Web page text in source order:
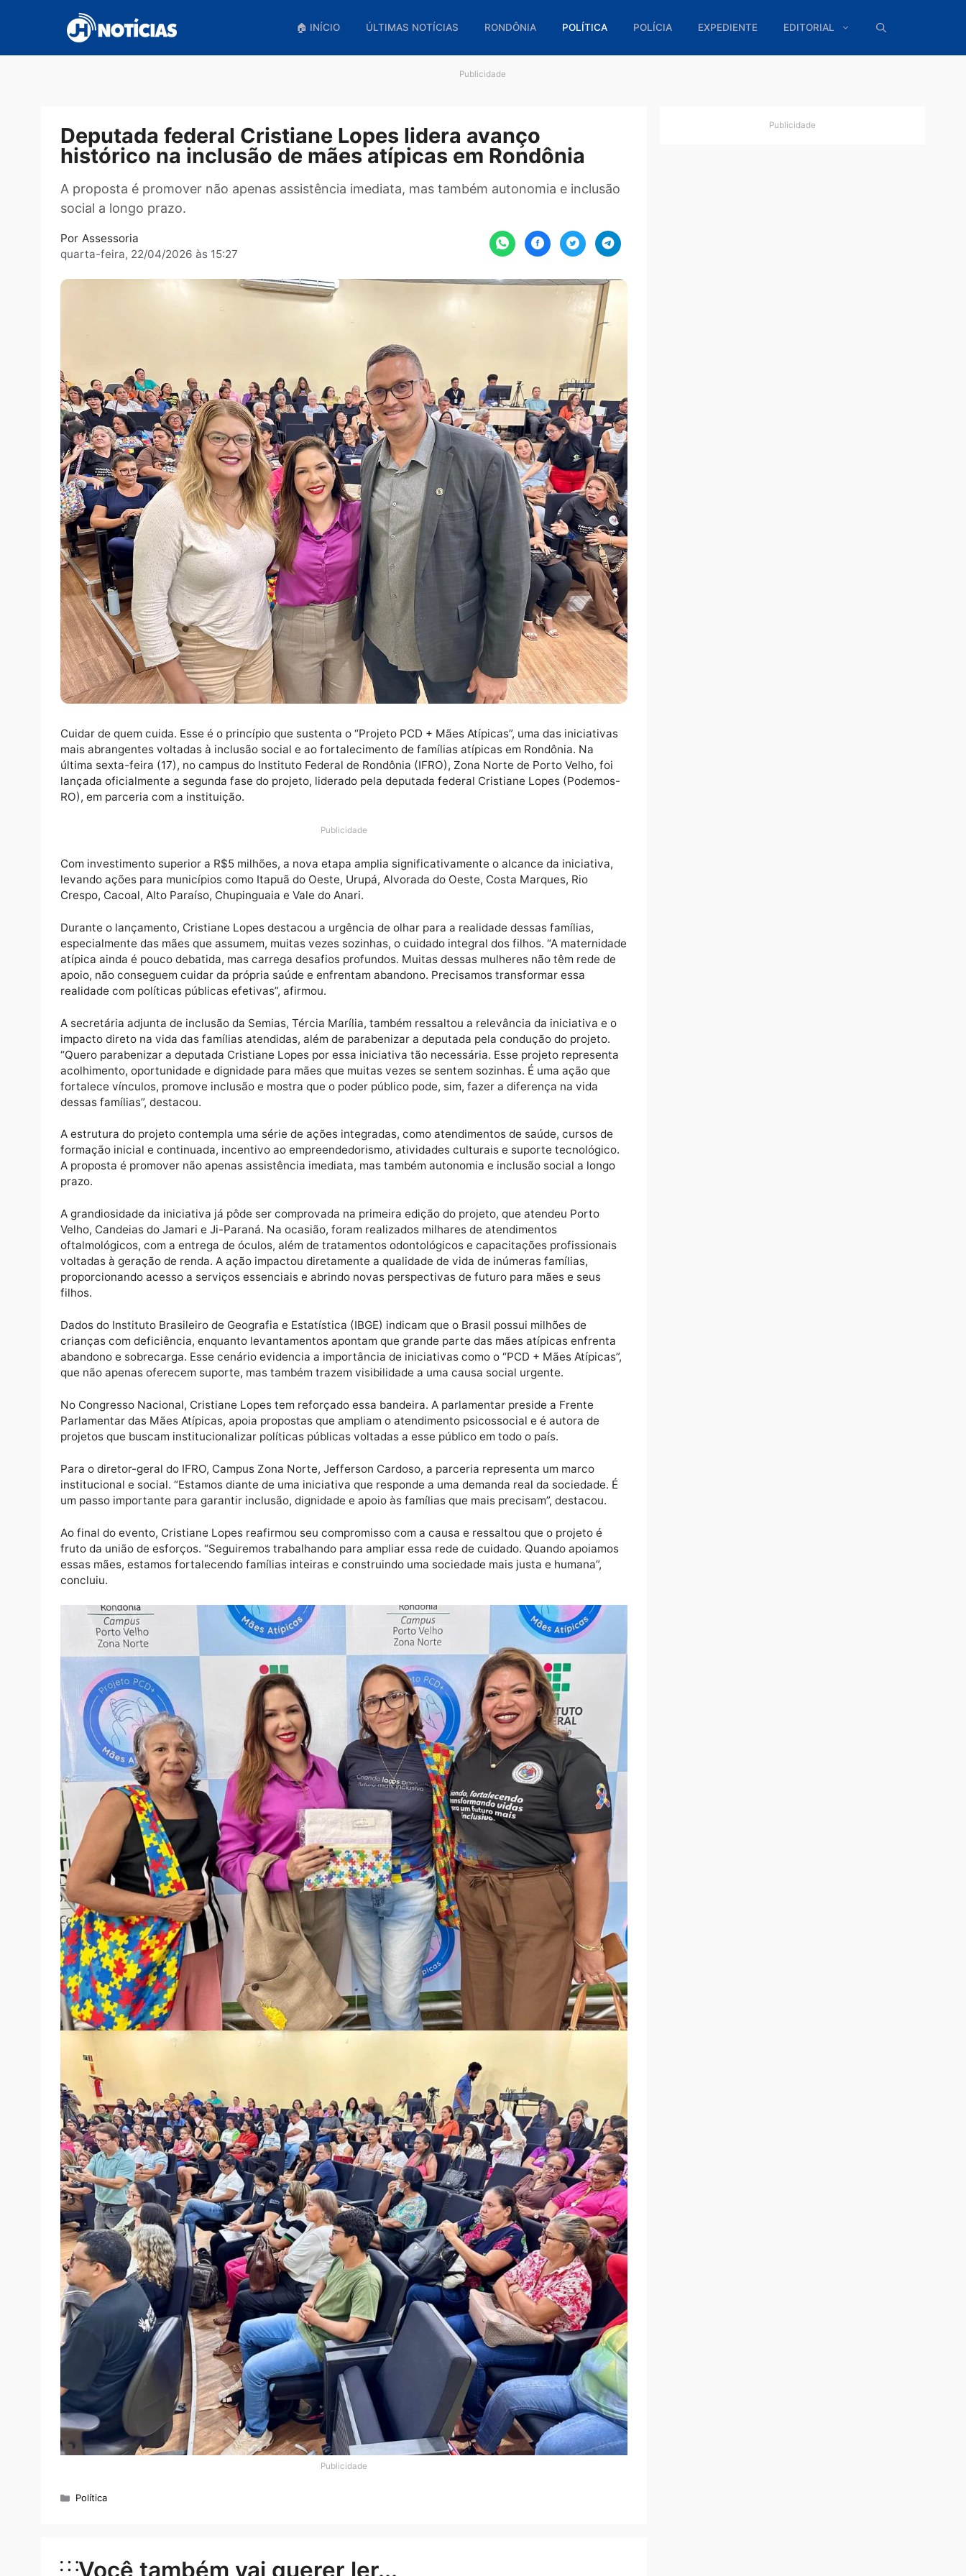
conteúdo
🏠 INÍCIO ÚLTIMAS NOTÍCIAS RONDÔNIA POLÍTICA POLÍCIA EXPEDIENTE EDITORIAL
Deputada federal Cristiane Lopes lidera avanço
histórico na inclusão de mães atípicas em Rondônia
A proposta é promover não apenas assistência imediata, mas também autonomia e inclusão
social a longo prazo.
Assessoria
quarta-feira, 22/04/2026 às 15:27
mais abrangentes voltadas à inclusão social e ao fortalecimento de famílias atípicas em Rondônia. Na
lançada oficialmente a segunda fase do projeto, liderado pela deputada federal Cristiane Lopes (Podemos-
RO), em parceria com a instituição.
Publicidade
Com investimento superior a R$5 milhões, a nova etapa amplia significativamente o alcance da iniciativa,
levando ações para municípios como Itapuã do Oeste, Urupá, Alvorada do Oeste, Costa Marques, Rio
Crespo, Cacoal, Alto Paraíso, Chupinguaia e Vale do Anari.
Durante o lançamento, Cristiane Lopes destacou a urgência de olhar para a realidade dessas famílias,
especialmente das mães que assumem, muitas vezes sozinhas, o cuidado integral dos filhos. “A maternidade
atípica ainda é pouco debatida, mas carrega desafios profundos. Muitas dessas mulheres não têm rede de
apoio, não conseguem cuidar da própria saúde e enfrentam abandono. Precisamos transformar essa
realidade com políticas públicas efetivas”, afirmou.
A secretária adjunta de inclusão da Semias, Tércia Marília, também ressaltou a relevância da iniciativa e o
impacto direto na vida das famílias atendidas, além de parabenizar a deputada pela condução do projeto.
“Quero parabenizar a deputada Cristiane Lopes por essa iniciativa tão necessária. Esse projeto representa
acolhimento, oportunidade e dignidade para mães que muitas vezes se sentem sozinhas. É uma ação que
fortalece vínculos, promove inclusão e mostra que o poder público pode, sim, fazer a diferença na vida
dessas famílias”, destacou.
A estrutura do projeto contempla uma série de ações integradas, como atendimentos de saúde, cursos de
formação inicial e continuada, incentivo ao empreendedorismo, atividades culturais e suporte tecnológico.
A proposta é promover não apenas assistência imediata, mas também autonomia e inclusão social a longo
A grandiosidade da iniciativa já pôde ser comprovada na primeira edição do projeto, que atendeu Porto
Velho, Candeias do Jamari e Ji-Paraná. Na ocasião, foram realizados milhares de atendimentos
oftalmológicos, com a entrega de óculos, além de tratamentos odontológicos e capacitações profissionais
voltadas à geração de renda. A ação impactou diretamente a qualidade de vida de inúmeras famílias,
proporcionando acesso a serviços essenciais e abrindo novas perspectivas de futuro para mães e seus
filhos.
Dados do Instituto Brasileiro de Geografia e Estatística (IBGE) indicam que o Brasil possui milhões de
crianças com deficiência, enquanto levantamentos apontam que grande parte das mães atípicas enfrenta
abandono e sobrecarga. Esse cenário evidencia a importância de iniciativas como o “PCD + Mães Atípicas”,
que não apenas oferecem suporte, mas também trazem visibilidade a uma causa social urgente.
No Congresso Nacional, Cristiane Lopes tem reforçado essa bandeira. A parlamentar preside a Frente
Parlamentar das Mães Atípicas, apoia propostas que ampliam o atendimento psicossocial e é autora de
Para o diretor-geral do IFRO, Campus Zona Norte, Jefferson Cardoso, a parceria representa um marco
institucional e social. “Estamos diante de uma iniciativa que responde a uma demanda real da sociedade. É
um passo importante para garantir inclusão, dignidade e apoio às famílias que mais precisam”, destacou.
Ao final do evento, Cristiane Lopes reafirmou seu compromisso com a causa e ressaltou que o projeto é
fruto da união de esforços. “Seguiremos trabalhando para ampliar essa rede de cuidado. Quando apoiamos
essas mães, estamos fortalecendo famílias inteiras e construindo uma sociedade mais justa e humana”,
concluiu.